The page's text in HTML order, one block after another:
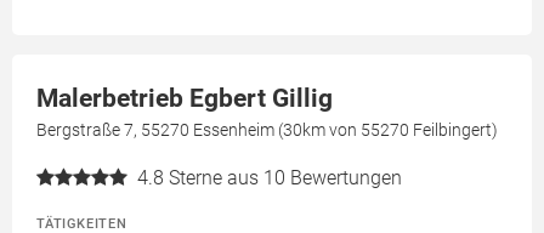
Malerbetrieb Egbert Gillig
Bergstraße 7, 55270 Essenheim (30km von 55270 Feilbingert)
4.8 Sterne aus 10 Bewertungen
TÄTIGKEITEN